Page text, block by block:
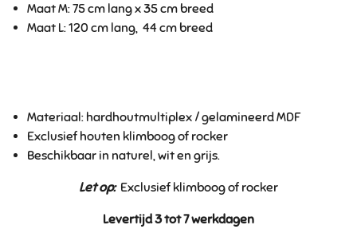
Maat M: 75 cm lang x 35 cm breed
Maat L: 120 cm lang, 44 cm breed
Materiaal: hardhoutmultiplex / gelamineerd MDF
Exclusief houten klimboog of rocker
Beschikbaar in naturel, wit en grijs.
Let op:Exclusief klimboog of rocker
Levertijd 3 tot 7 werkdagen